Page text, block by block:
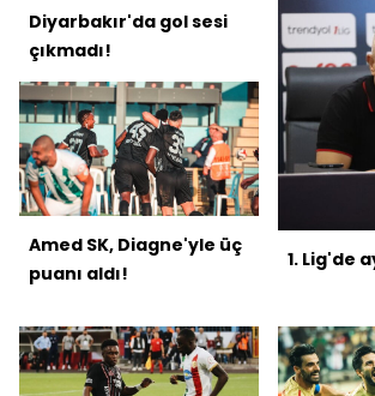
Diyarbakır'da gol sesi
çıkmadı!
Amed SK, Diagne'yle üç
puanı aldı!
1. Lig'de